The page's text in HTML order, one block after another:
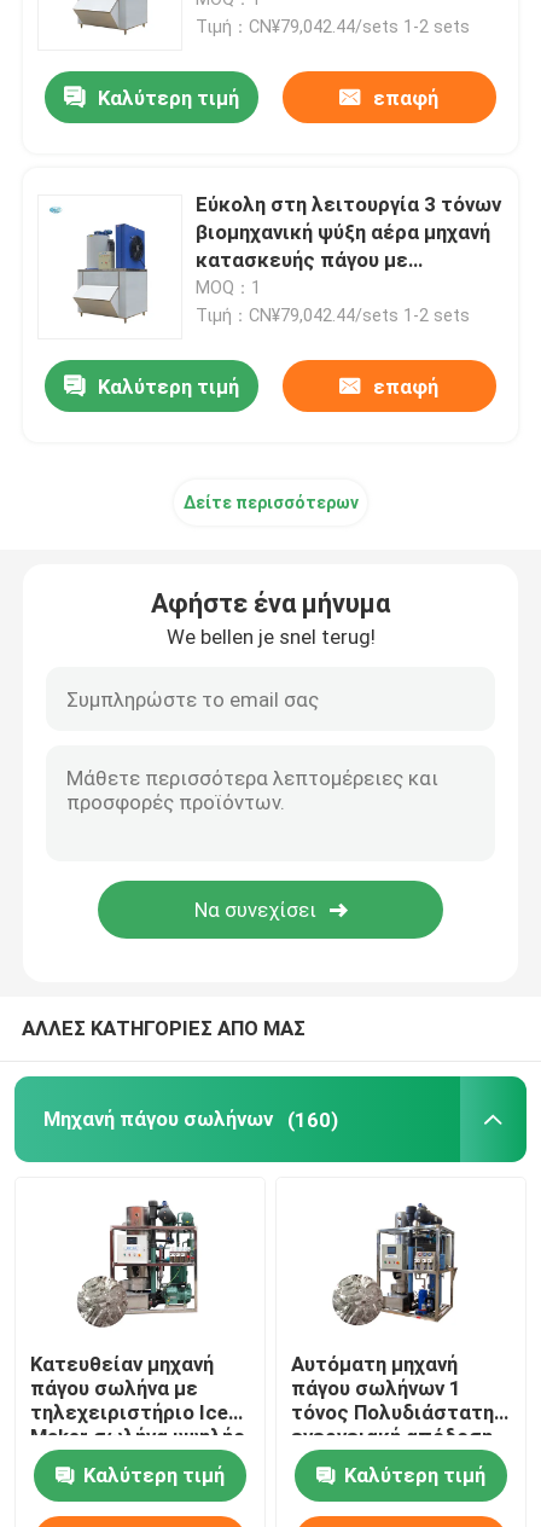
Του γλυκού νερού ψυκτική μηχανή νιφάδων
Μηχανή πάγου με νιφάδες θαλασσινού νερού
εμπορική ψυκτική μηχανή κύβων
Βιομηχανικό σπαστικό πάγου
Ξηρά ψυκτική μηχανή
Τιμή：CN¥79,042.44/sets 1-2 sets
Καλύτερη τιμή επαφή
Εύκολη στη λειτουργία 3 τόνων
βιομηχανική ψύξη αέρα μηχανή
κατασκευής πάγου με
συμπίεση Danfoss και μηχανή
κατασκευής πάγου
MOQ：1
Τιμή：CN¥79,042.44/sets 1-2 sets
Καλύτερη τιμή επαφή
Δείτε περισσότερων
Αφήστε ένα μήνυμα
We bellen je snel terug!
ΑΛΛΕΣ ΚΑΤΗΓΟΡΙΕΣ ΑΠΟ ΜΑΣ
Μηχανή πάγου σωλήνων (160)
Κατευθείαν μηχανή
πάγου σωλήνα με
τηλεχειριστήριο Ice
Maker σωλήνα υψηλής
ταχύτητας
Καλύτερη τιμή
Αυτόματη μηχανή
πάγου σωλήνων 1
τόνος Πολυδιάστατη
ενεργειακή απόδοση
Τυβώδης μηχανή
πάγουΚαλύτερη τιμή